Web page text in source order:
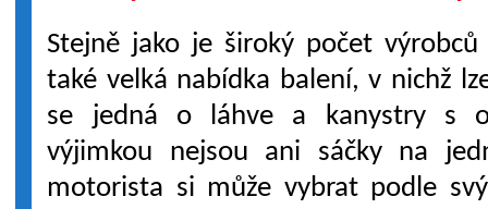
Stejně jako je široký počet
také velká nabídka balení, v nichž
se jedná o láhve a kanystry s
výjimkou nejsou ani sáčky na
motorista si může vybrat podle